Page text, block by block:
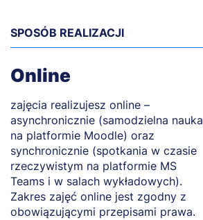
SPOSÓB REALIZACJI
Online
zajęcia realizujesz online –
asynchronicznie (samodzielna nauka
na platformie Moodle) oraz
synchronicznie (spotkania w czasie
rzeczywistym na platformie MS
Teams i w salach wykładowych).
Zakres zajęć online jest zgodny z
obowiązującymi przepisami prawa.